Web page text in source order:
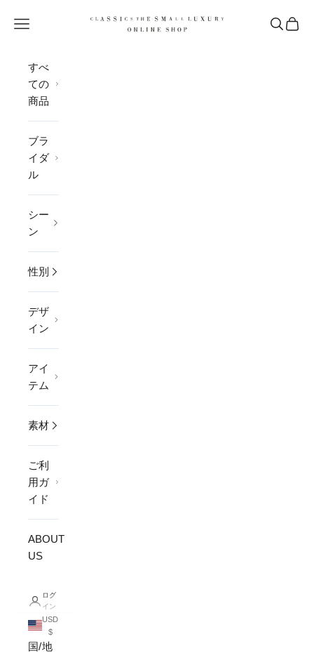
CLASSICS the Small Luxury
メニューを開く 検索を開
カー
すべ
ての
商品
ブラ
イダ
ル
シー
ン
性別
デザ
イン
アイ
テム
素材
ご利
用ガ
イド
ABOUT
US
ログ
イン
USD
$
国/地